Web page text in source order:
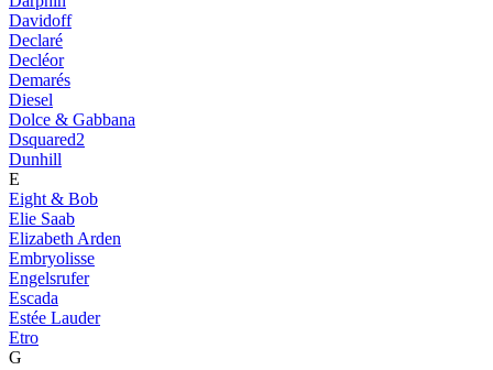
Davidoff
Declaré
Decléor
Demarés
Diesel
Dolce & Gabbana
Dsquared2
Dunhill
E
Eight & Bob
Elie Saab
Elizabeth Arden
Embryolisse
Engelsrufer
Escada
Estée Lauder
Etro
G